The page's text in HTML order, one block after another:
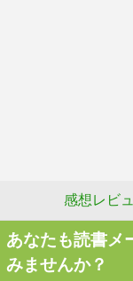
感想レビ
あなたも読書メ
みませんか？